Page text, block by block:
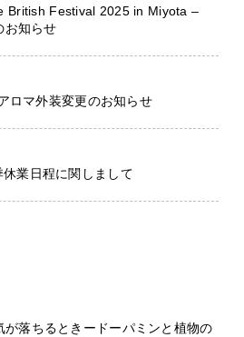
British Festival 2025 in Miyota –
お知らせ
ロマ外装変更のお知らせ
休業日程に関しまして
が落ちるときードーパミンと植物の